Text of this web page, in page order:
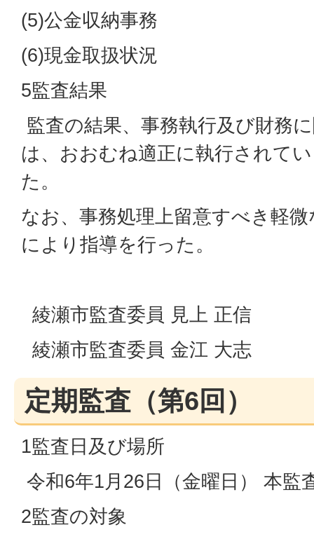
(5)公金収納事務
(6)現金取扱状況
5監査結果
監査の結果、事務執行及び財務
は、おおむね適正に執行されて
た。
なお、事務処理上留意すべき軽
により指導を行った。
綾瀬市監査委員 見上 正信
綾瀬市監査委員 金江 大志
定期監査（第6回）
1監査日及び場所
令和6年1月26日（金曜日） 本監
2監査の対象